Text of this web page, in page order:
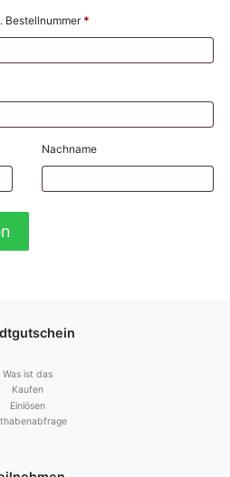
Bestellnummer *
Nachname
Was ist das
Kaufen
Einlösen